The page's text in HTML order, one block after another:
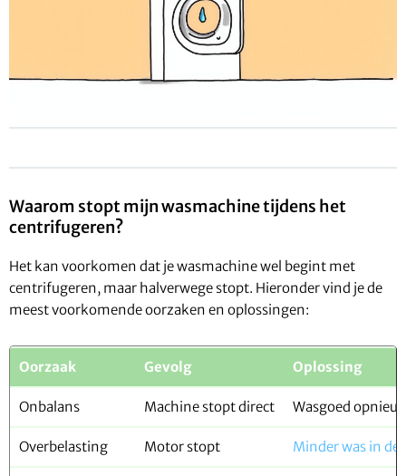
Waarom stopt mijn wasmachine tijdens het
centrifugeren?
Het kan voorkomen dat je wasmachine wel begint met
centrifugeren, maar halverwege stopt. Hieronder vind je de
meest voorkomende oorzaken en oplossingen:
Oorzaak Gevolg Oplossing
Onbalans Machine stopt direct Wasgoed
Overbelasting Motor stopt Minder was in